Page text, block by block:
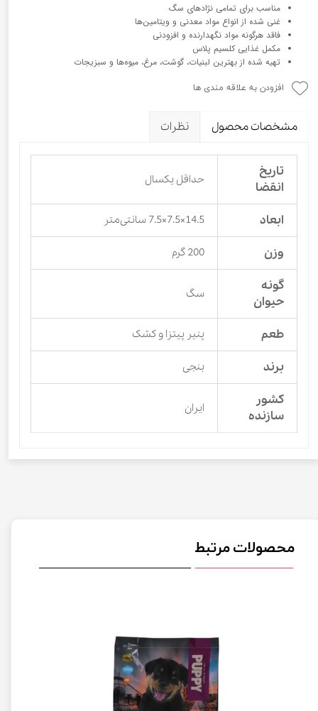
مناسب برای تمامی نژادهای سگ
غنی شده از انواع مواد معدنی و ویتامین‌ها
فاقد هرگونه مواد نگهدارنده و افزودنی
مکمل غذایی کلسیم پلاس
تهیه شده از بهترین لبنیات، گوشت، مرغ، میوه‌ها و سبزیجات
افزودن به علاقه مندی ها
مشخصات محصول نظرات
تاریخ
انقضا
حداقل یکسال
ابعاد 14.5×7.5×7.5 سانتی‌متر
وزن 200 گرم
گونه
حیوان
سگ
طعم پنیر پیتزا و کشک
برند بنجی
کشور
سازنده
ایران
محصولات مرتبط